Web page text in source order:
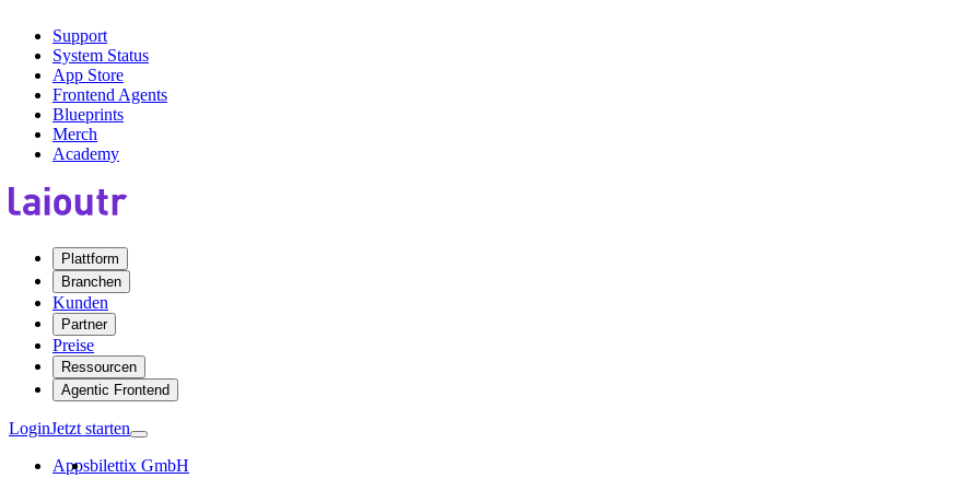
Support
System Status
App Store
Frontend Agents
Blueprints
Merch
Academy
Plattform
Branchen
Kunden
Partner
Preise
Ressourcen
Agentic Frontend
LoginJetzt starten
Appsbilettix GmbH